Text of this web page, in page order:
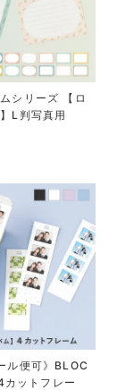
シリーズ 【ロ
L判写真用
ル便可》BLOC
ットフレー